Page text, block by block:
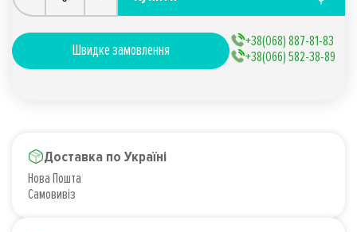
Швидке замовлення
+38(068) 887-81-83
+38(066) 582-38-89
Доставка по Україні
Нова Пошта
Самовивіз